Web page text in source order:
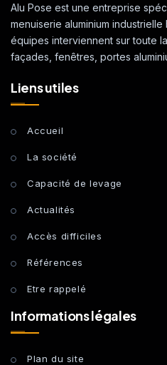
Alu Pose est une entreprise
menuiserie aluminium
équipes interviennent sur toute
façades, fenêtres, portes
Liens utiles
Accueil
La société
Capacité de levage
Actualités
Accès difficiles
Références
Etre rappelé
Informations légales
Plan du site